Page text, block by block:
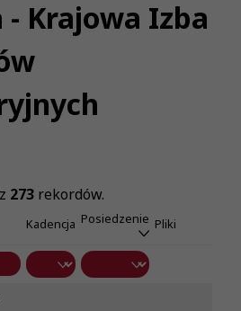
- Krajowa Izba
z 273 rekordów.
Kadencja Posiedzenie Pliki